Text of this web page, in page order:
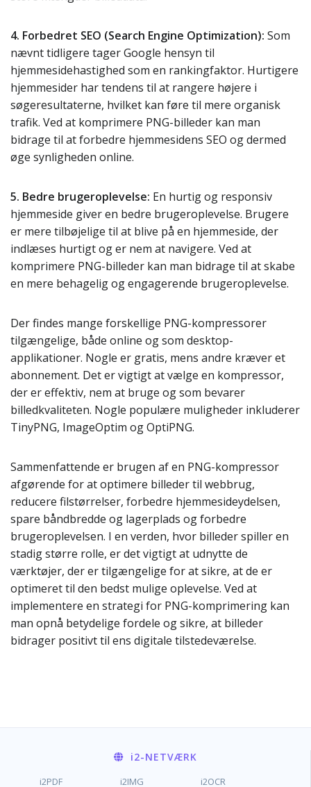
4. Forbedret SEO (Search Engine Optimization): Som
nævnt tidligere tager Google hensyn til
hjemmesidehastighed som en rankingfaktor. Hurtigere
hjemmesider har tendens til at rangere højere i
søgeresultaterne, hvilket kan føre til mere organisk
trafik. Ved at komprimere PNG-billeder kan man
bidrage til at forbedre hjemmesidens SEO og dermed
øge synligheden online.
5. Bedre brugeroplevelse: En hurtig og responsiv
hjemmeside giver en bedre brugeroplevelse. Brugere
er mere tilbøjelige til at blive på en hjemmeside, der
indlæses hurtigt og er nem at navigere. Ved at
komprimere PNG-billeder kan man bidrage til at skabe
en mere behagelig og engagerende brugeroplevelse.
Der findes mange forskellige PNG-kompressorer
tilgængelige, både online og som desktop-
applikationer. Nogle er gratis, mens andre kræver et
abonnement. Det er vigtigt at vælge en kompressor,
der er effektiv, nem at bruge og som bevarer
billedkvaliteten. Nogle populære muligheder inkluderer
TinyPNG, ImageOptim og OptiPNG.
Sammenfattende er brugen af en PNG-kompressor
afgørende for at optimere billeder til webbrug,
reducere filstørrelser, forbedre hjemmesideydelsen,
spare båndbredde og lagerplads og forbedre
brugeroplevelsen. I en verden, hvor billeder spiller en
stadig større rolle, er det vigtigt at udnytte de
værktøjer, der er tilgængelige for at sikre, at de er
optimeret til den bedst mulige oplevelse. Ved at
implementere en strategi for PNG-komprimering kan
man opnå betydelige fordele og sikre, at billeder
bidrager positivt til ens digitale tilstedeværelse.
i2-NETVÆRK
i2PDF i2IMG i2OCR